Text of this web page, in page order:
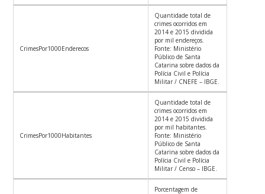
CrimesPor1000Enderecos
Quantidade total de
crimes ocorridos em
2014 e 2015 dividida
por mil endereços.
Fonte: Ministério
Público de Santa
Catarina sobre dados da
Polícia Civil e Polícia
Militar / CNEFE – IBGE.
CrimesPor1000Habitantes
Quantidade total de
crimes ocorridos em
2014 e 2015 dividida
por mil habitantes.
Fonte: Ministério
Público de Santa
Catarina sobre dados da
Polícia Civil e Polícia
Militar / Censo – IBGE.
Porcentagem de